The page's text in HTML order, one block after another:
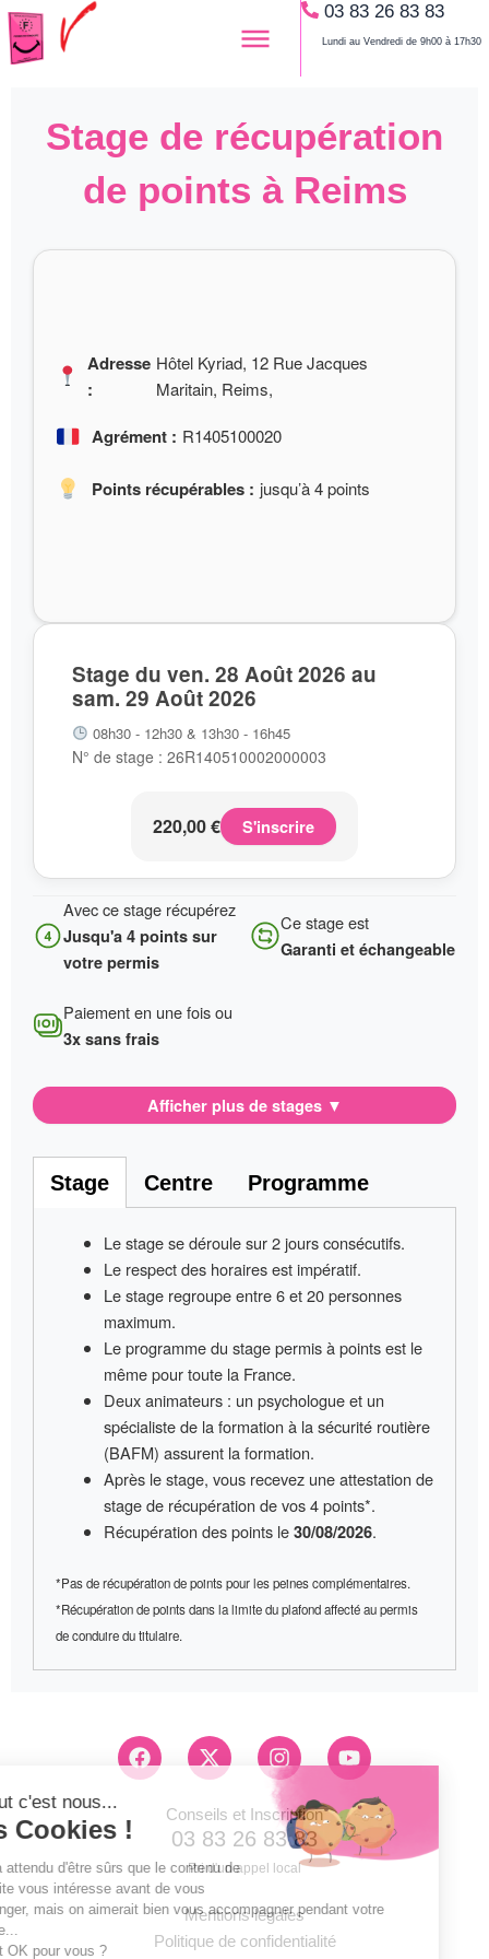
Aller
au
contenu
03 83 26 83 83
Lundi au Vendredi de 9h00 à 17h30
Stage de récupération
de points à Reims
Adresse
:
Hôtel Kyriad, 12 Rue Jacques
Maritain, Reims,
Agrément : R1405100020
Points récupérables : jusqu’à 4 points
Stage du ven. 28 Août 2026 au
sam. 29 Août 2026
08h30 - 12h30 & 13h30 - 16h45
N° de stage : 26R140510002000003
220,00€ S'inscrire
Avec ce stage récupérez
Jusqu'a 4 points sur
votre permis
Ce stage est
Garanti et échangeable
Paiement en une fois ou
3x sans frais
Afficher plus de stages ▼
Stage Centre Programme
Le stage se déroule sur2 jours consécutifs.
Le respect des horaires est impératif.
Le stage regroupe entre6 et 20 personnes
maximum.
Le programme du stage permis à pointsest le
même pour toute la France.
Deux animateurs: un psychologue et un
spécialiste de la formation à la sécurité routière
(BAFM) assurent la formation.
Après le stage, vous recevez uneattestation de
stagede récupération de vos 4 points*.
Récupération des points le 30/08/2026.
*Pas de récupération de points pour les peines complémentaires.
*Récupération de points dans la limite du plafond affecté au permis
de conduire du titulaire.
F
a
o
k
X
-
w
i
t
r
I
n
s
t
a
r
m
Y
o
t
u
b
Conseils et Inscription
03 83 26 83 83
Pri d'un appel local
Mentions légales
Politique de confidentialité